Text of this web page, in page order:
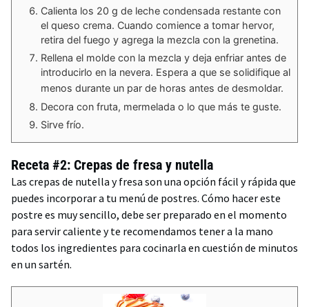
Calienta los 20 g de leche condensada restante con
el queso crema. Cuando comience a tomar hervor,
retira del fuego y agrega la mezcla con la grenetina.
Rellena el molde con la mezcla y deja enfriar antes de
introducirlo en la nevera. Espera a que se solidifique al
menos durante un par de horas antes de desmoldar.
Decora con fruta, mermelada o lo que más te guste.
Sirve frío.
Receta #2: Crepas de fresa y nutella
Las crepas de nutella y fresa son una opción fácil y rápida que
puedes incorporar a tu menú de postres. Cómo hacer este
postre es muy sencillo, debe ser preparado en el momento
para servir caliente y te recomendamos tener a la mano
todos los ingredientes para cocinarla en cuestión de minutos
en un sartén.